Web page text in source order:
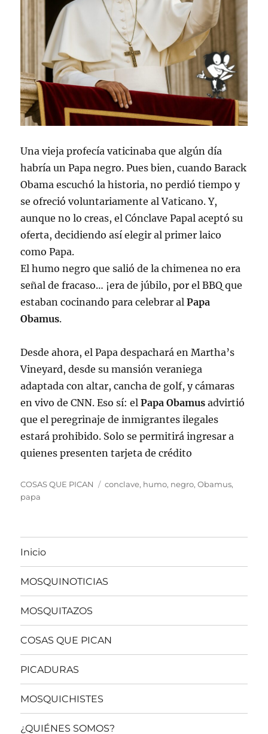
Una vieja profecía vaticinaba que algún día
habría un Papa negro. Pues bien, cuando Barack
Obama escuchó la historia, no perdió tiempo y
se ofreció voluntariamente al Vaticano. Y,
aunque no lo creas, el Cónclave Papal aceptó su
oferta, decidiendo así elegir al primer laico
como Papa.
El humo negro que salió de la chimenea no era
señal de fracaso… ¡era de júbilo, por el BBQ que
estaban cocinando para celebrar alPapa
Obamus.
Desde ahora, el Papa despachará en Martha’s
Vineyard, desde su mansión veraniega
adaptada con altar, cancha de golf, y cámaras
en vivo de CNN. Eso sí: elPapa Obamus advirtió
que el peregrinaje de inmigrantes ilegales
estará prohibido. Solo se permitirá ingresar a
quienes presenten tarjeta de crédito
Categorías
COSAS QUE PICAN Etiquetas
conclave, humo, negro,Obamus,
papa
Inicio
MOSQUINOTICIAS
MOSQUITAZOS
COSAS QUE PICAN
PICADURAS
MOSQUICHISTES
¿QUIÉNES SOMOS?